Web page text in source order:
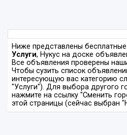
Ниже представлены
Услуги, Нукус на доске
Все объявления проверены
Чтобы сузить список
интересующую вас категорию
"Услуги"). Для выбора другого
нажмите на ссылку "Сменить
этой страницы (сейчас выбран